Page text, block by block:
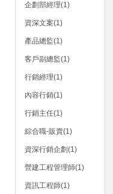
企劃部經理(1)
資深文案(1)
產品總監(1)
客戶副總監(1)
行銷經理(1)
內容行銷(1)
行銷主任(1)
綜合職-販賣(1)
資深行銷企劃(1)
營建工程管理師(1)
資訊工程師(1)